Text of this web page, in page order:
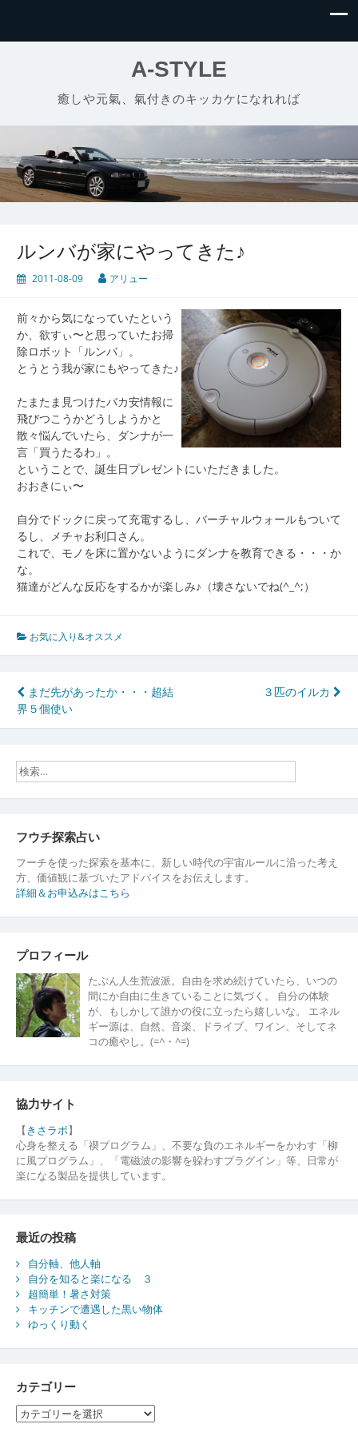
A-STYLE
癒しや元氣、氣付きのキッカケになれれば
ルンバが家にやってきた♪
2011-08-09 アリュー
前々から気になっていたという
か、欲すぃ〜と思っていたお掃
除ロボット「ルンバ」。
とうとう我が家にもやってきた♪
たまたま見つけたバカ安情報に
飛びつこうかどうしようかと
散々悩んでいたら、ダンナが一
言「買うたるわ」。
ということで、誕生日プレゼントにいただきました。
おおきにぃ〜
自分でドックに戻って充電するし、バーチャルウォールもついて
るし、メチャお利口さん。
これで、モノを床に置かないようにダンナを教育できる・・・か
な。
猫達がどんな反応をするかが楽しみ♪（壊さないでね(^_^;）
お気に入り&オススメ
投
稿
ビ
ゲ
ー
シ
ョ
ン
まだ先があったか・・・超結
界５個使い
３匹のイルカ
フウチ探索占い
フーチを使った探索を基本に、新しい時代の宇宙ルールに沿った考え
方、価値観に基づいたアドバイスをお伝えします。
詳細＆お申込みはこちら
プロフィール
たぶん人生荒波派。自由を求め続けていたら、いつの
間にか自由に生きていることに気づく。 自分の体験
が、もしかして誰かの役に立ったら嬉しいな。 エネル
ギー源は、自然、音楽、ドライブ、ワイン、そしてネ
コの癒やし。(=^・^=)
協力サイト
【 きさラボ】
心身を整える「禊プログラム」、不要な負のエネルギーをかわす「柳
に風プログラム」、「電磁波の影響を躱わすプラグイン」等、日常が
楽になる製品を提供しています。
最近の投稿
自分軸、他人軸
自分を知ると楽になる ３
超簡単！暑さ対策
キッチンで遭遇した黒い物体
ゆっくり動く
カテゴリー
カ
テ